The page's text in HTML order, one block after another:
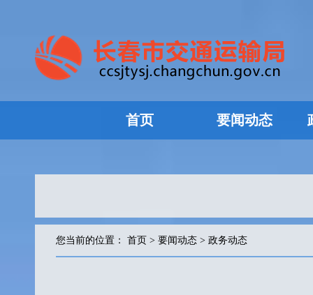
首页 要闻动态
您当前的位置： 首页 > 要闻动态 > 政务动态